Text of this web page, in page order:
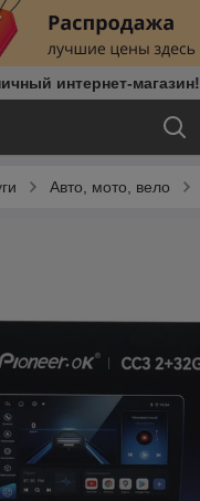
интернет-магазин!
Авто, мото, вело